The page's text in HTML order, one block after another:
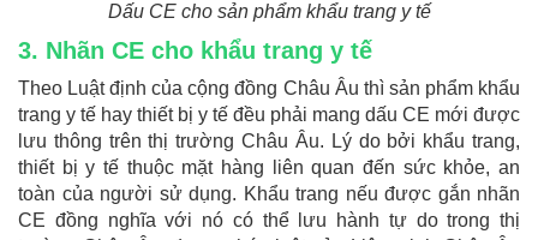
Dấu CE cho sản phẩm khẩu trang y tế
3. Nhãn CE cho khẩu trang y tế
Theo Luật định của cộng đồng Châu Âu thì sản phẩm khẩu
trang y tế hay thiết bị y tế đều phải mang dấu CE mới được
lưu thông trên thị trường Châu Âu. Lý do bởi khẩu trang,
thiết bị y tế thuộc mặt hàng liên quan đến sức khỏe, an
toàn của người sử dụng. Khẩu trang nếu được gắn nhãn
CE đồng nghĩa với nó có thể lưu hành tự do trong thị